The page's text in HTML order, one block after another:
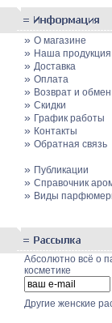
» О магазине
» Наша продукция
» Доставка
» Оплата
» Возврат и обмен
» Скидки
» График работы
» Контакты
» Обратная связь
» Публикации
» Cправочник
» Виды
Абсолютно всё о
косметике
Другие женские